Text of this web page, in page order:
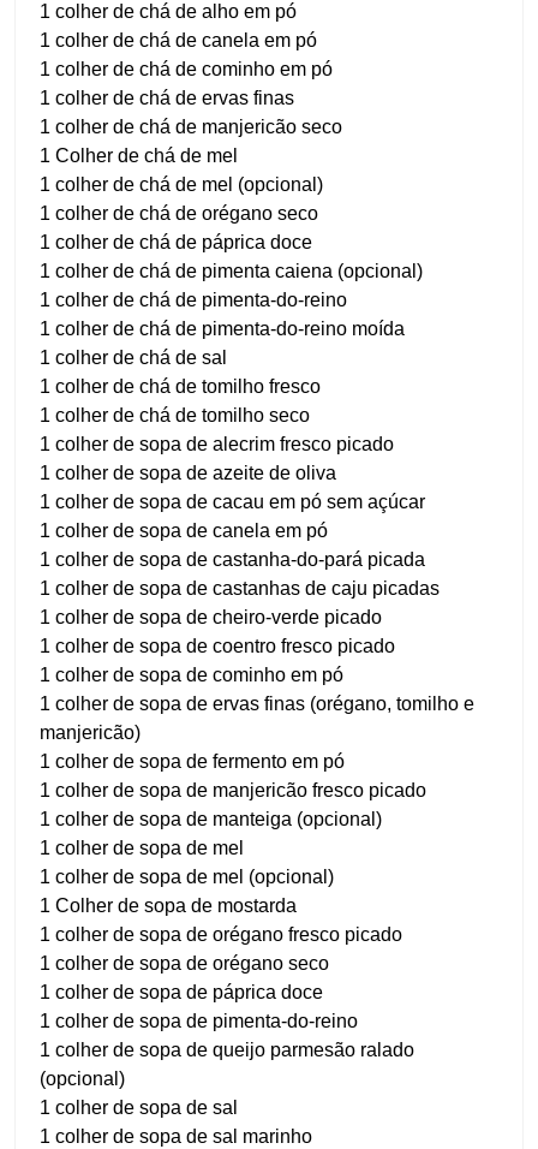
1 colher de chá de alho em pó
1 colher de chá de canela em pó
1 colher de chá de cominho em pó
1 colher de chá de ervas finas
1 colher de chá de manjericão seco
1 Colher de chá de mel
1 colher de chá de mel (opcional)
1 colher de chá de orégano seco
1 colher de chá de páprica doce
1 colher de chá de pimenta caiena (opcional)
1 colher de chá de pimenta-do-reino
1 colher de chá de pimenta-do-reino moída
1 colher de chá de sal
1 colher de chá de tomilho fresco
1 colher de chá de tomilho seco
1 colher de sopa de alecrim fresco picado
1 colher de sopa de azeite de oliva
1 colher de sopa de cacau em pó sem açúcar
1 colher de sopa de canela em pó
1 colher de sopa de castanha-do-pará picada
1 colher de sopa de castanhas de caju picadas
1 colher de sopa de cheiro-verde picado
1 colher de sopa de coentro fresco picado
1 colher de sopa de cominho em pó
1 colher de sopa de ervas finas (orégano, tomilho e
manjericão)
1 colher de sopa de fermento em pó
1 colher de sopa de manjericão fresco picado
1 colher de sopa de manteiga (opcional)
1 colher de sopa de mel
1 colher de sopa de mel (opcional)
1 Colher de sopa de mostarda
1 colher de sopa de orégano fresco picado
1 colher de sopa de orégano seco
1 colher de sopa de páprica doce
1 colher de sopa de pimenta-do-reino
1 colher de sopa de queijo parmesão ralado
(opcional)
1 colher de sopa de sal
1 colher de sopa de sal marinho